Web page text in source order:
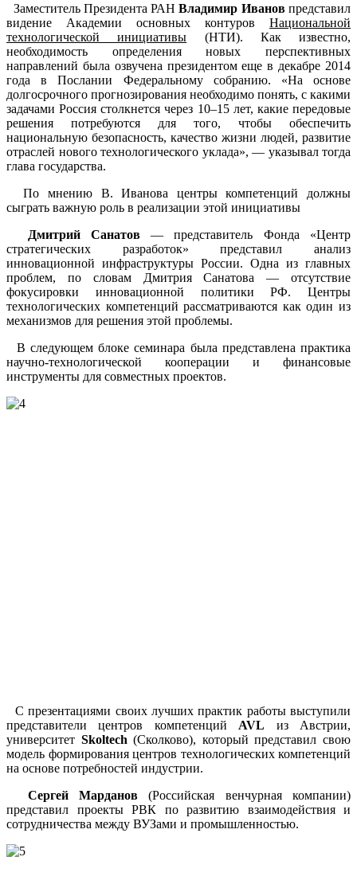
Заместитель Президента РАНВладимир Ивановпредставил
видение Академии основных контуров Национальной
технологической инициативы (НТИ). Как известно,
необходимость определения новых перспективных
направлений была озвучена президентом еще в декабре 2014
года в Послании Федеральному собранию. «На основе
долгосрочного прогнозирования необходимо понять, с какими
задачами Россия столкнется через 10–15 лет, какие передовые
решения потребуются для того, чтобы обеспечить
национальную безопасность, качество жизни людей, развитие
отраслей нового технологического уклада», — указывал тогда
глава государства.
По мнению В. Иванова центры компетенций должны
сыграть важную роль в реализации этой инициативы
Дмитрий Санатов— представитель Фонда «Центр
стратегических разработок» представил анализ
инновационной инфраструктуры России. Одна из главных
проблем, по словам Дмитрия Санатова — отсутствие
фокусировки инновационной политики РФ. Центры
технологических компетенций рассматриваются как один из
механизмов для решения этой проблемы.
В следующем блоке семинара была представлена практика
научно-технологической кооперации и финансовые
инструменты для совместных проектов.
С презентациями своих лучших практик работы выступили
представители центров компетенций AVL из Австрии,
университет Skoltech (Сколково), который представил свою
модель формирования центров технологических компетенций
на основе потребностей индустрии.
Сергей Марданов (Российская венчурная компании)
представил проекты РВК по развитию взаимодействия и
сотрудничества между ВУЗами и промышленностью.